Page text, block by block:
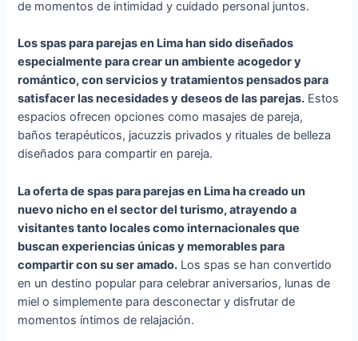
de momentos de intimidad y cuidado personal juntos.
Los spas para parejas en Lima han sido diseñados
especialmente para crear un ambiente acogedor y
romántico, con servicios y tratamientos pensados para
satisfacer las necesidades y deseos de las parejas. Estos
espacios ofrecen opciones como masajes de pareja,
baños terapéuticos, jacuzzis privados y rituales de belleza
diseñados para compartir en pareja.
La oferta de spas para parejas en Lima ha creado un
nuevo nicho en el sector del turismo, atrayendo a
visitantes tanto locales como internacionales que
buscan experiencias únicas y memorables para
compartir con su ser amado. Los spas se han convertido
en un destino popular para celebrar aniversarios, lunas de
miel o simplemente para desconectar y disfrutar de
momentos íntimos de relajación.